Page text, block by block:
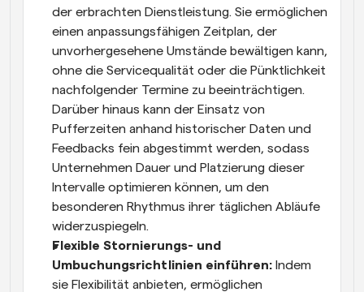
der erbrachten Dienstleistung. Sie ermöglichen
einen anpassungsfähigen Zeitplan, der
unvorhergesehene Umstände bewältigen kann,
ohne die Servicequalität oder die Pünktlichkeit
nachfolgender Termine zu beeinträchtigen.
Darüber hinaus kann der Einsatz von
Pufferzeiten anhand historischer Daten und
Feedbacks fein abgestimmt werden, sodass
Unternehmen Dauer und Platzierung dieser
Intervalle optimieren können, um den
besonderen Rhythmus ihrer täglichen Abläufe
widerzuspiegeln.
Flexible Stornierungs- und
Umbuchungsrichtlinien einführen: Indem
sie Flexibilität anbieten, ermöglichen